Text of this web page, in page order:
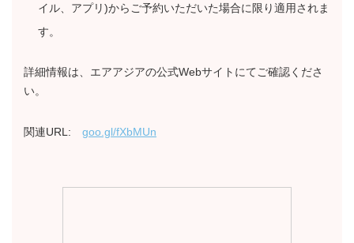
イル、アプリ)からご予約いただいた場合に限り適用されま
す。
詳細情報は、エアアジアの公式Webサイトにてご確認くださ
い。
関連URL: goo.gl/fXbMUn